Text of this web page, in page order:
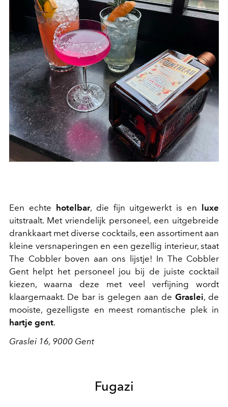
Een echte hotelbar, die fijn uitgewerkt is en luxe
uitstraalt. Met vriendelijk personeel, een uitgebreide
drankkaart met diverse cocktails, een assortiment aan
kleine versnaperingen en een gezellig interieur, staat
The Cobbler boven aan ons lijstje! In The Cobbler
Gent helpt het personeel jou bij de juiste cocktail
kiezen, waarna deze met veel verfijning wordt
klaargemaakt. De bar is gelegen aan de Graslei, de
mooiste, gezelligste en meest romantische plek in
hartje gent.
Graslei 16, 9000 Gent
Fugazi